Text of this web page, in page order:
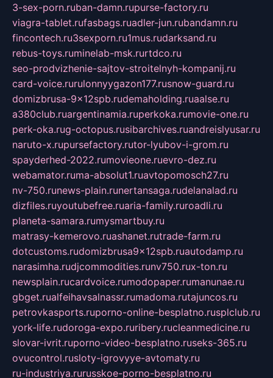
3-sex-porn.ruban-damn.rupurse-factory.ru
viagra-tablet.rufasbags.ruadler-jun.rubandamn.ru
fincontech.ru3sexporn.ru1mus.rudarksand.ru
rebus-toys.ruminelab-msk.rurtdco.ru
seo-prodvizhenie-sajtov-stroitelnyh-kompanij.ru
card-voice.rurulonnyygazon177.rusnow-guard.ru
domizbrusa-9x12spb.rudemaholding.ruaalse.ru
a380club.ruargentinamia.ruperkoka.rumovie-one.ru
perk-oka.rug-octopus.rusibarchives.ruandreislyusar.ru
naruto-x.rupursefactory.rutor-lyubov-i-grom.ru
spayderhed-2022.rumovieone.ruevro-dez.ru
webamator.ruma-absolut1.ruavtopomosch27.ru
nv-750.runews-plain.runertansaga.rudelanalad.ru
dizfiles.ruyoutubefree.ruaria-family.ruroadli.ru
planeta-samara.rumysmartbuy.ru
matrasy-kemerovo.ruashanet.rutrade-farm.ru
dotcustoms.rudomizbrusa9x12spb.ruautodamp.ru
narasimha.rudjcommodities.runv750.rux-ton.ru
newsplain.rucardvoice.rumodopaper.rumanunae.ru
gbget.rualfeihavsalnassr.rumadoma.rutajuncos.ru
petrovkasports.ruporno-online-besplatno.rusplclub.ru
york-life.rudoroga-expo.ruribery.rucleanmedicine.ru
slovar-ivrit.ruporno-video-besplatno.ruseks-365.ru
ovucontrol.rusloty-igrovyye-avtomaty.ru
ru-industriya.rurusskoe-porno-besplatno.ru